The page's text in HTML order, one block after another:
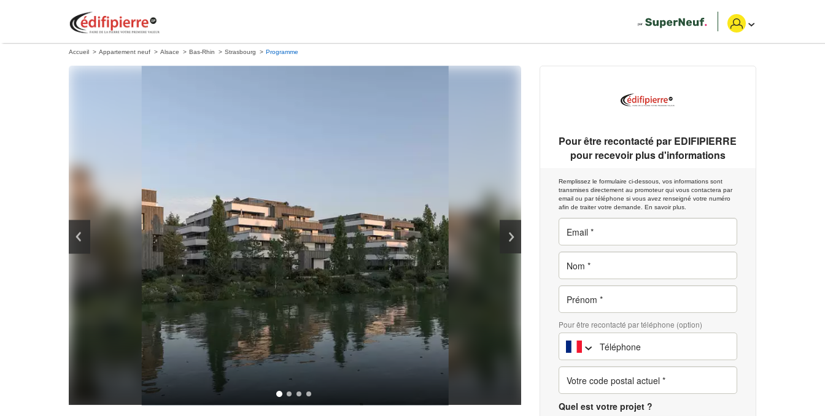
Accueil Appartement neuf Alsace Bas-Rhin Strasbourg Programme
Pour être recontacté par EDIFIPIERRE
pour recevoir plus d'informations
Remplissez le formulaire ci-dessous, vos informations sont
transmises directement au promoteur qui vous contactera par
email ou par téléphone si vous avez renseigné votre numéro
afin de traiter votre demande. En savoir plus.
Pour être recontacté par téléphone (option)
Quel est votre projet ?